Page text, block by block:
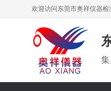
欢迎访问东莞市奥祥仪器
集